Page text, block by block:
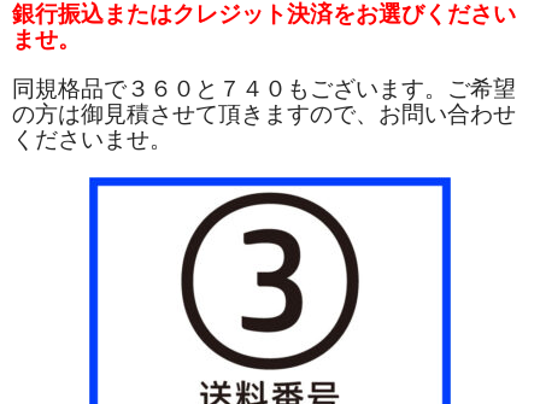
銀行振込またはクレジット決済をお選びください
ませ。
同規格品で３６０と７４０もございます。ご希望
の方は御見積させて頂きますので、お問い合わせ
くださいませ。